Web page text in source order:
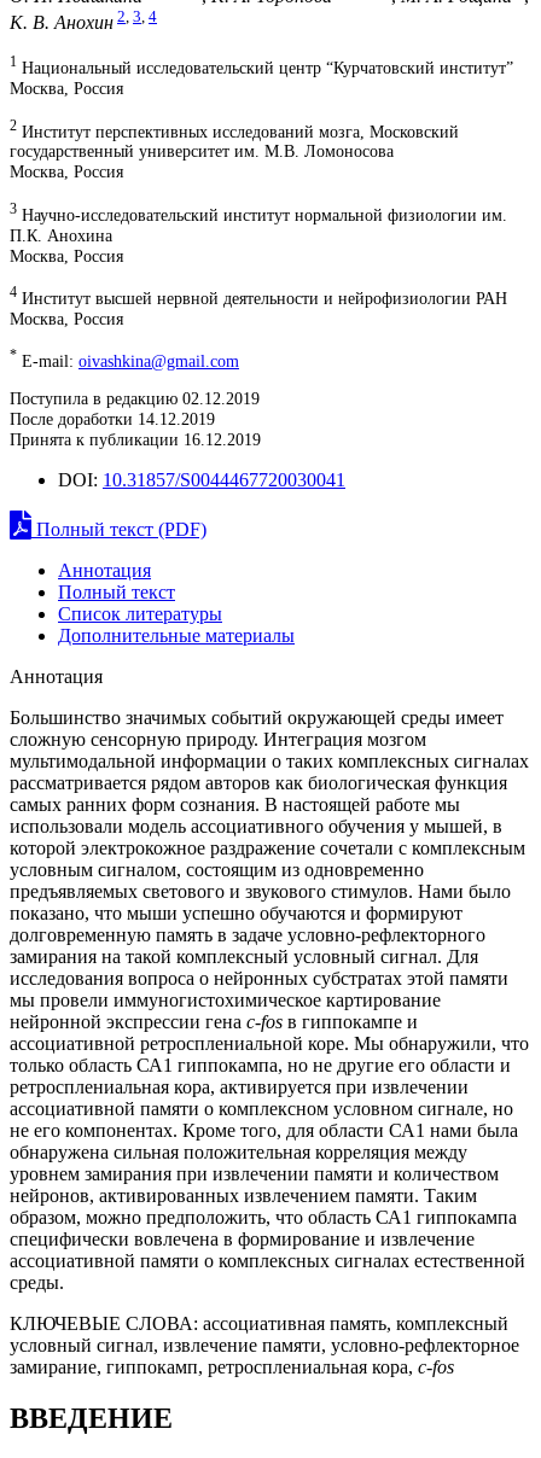
К. В. Анохин 2, 3, 4
1 Национальный исследовательский центр “Курчатовский институт”
Москва, Россия
2 Институт перспективных исследований мозга, Московский
государственный университет им. М.В. Ломоносова
Москва, Россия
3 Научно-исследовательский институт нормальной физиологии им.
П.К. Анохина
Москва, Россия
4 Институт высшей нервной деятельности и нейрофизиологии РАН
Москва, Россия
* E-mail: oivashkina@gmail.com
Поступила в редакцию 02.12.2019
После доработки 14.12.2019
Принята к публикации 16.12.2019
DOI: 10.31857/S0044467720030041
Полный текст (PDF)
Аннотация
Полный текст
Список литературы
Дополнительные материалы
Аннотация
Большинство значимых событий окружающей среды имеет
сложную сенсорную природу. Интеграция мозгом
мультимодальной информации о таких комплексных сигналах
рассматривается рядом авторов как биологическая функция
самых ранних форм сознания. В настоящей работе мы
использовали модель ассоциативного обучения у мышей, в
которой электрокожное раздражение сочетали с комплексным
условным сигналом, состоящим из одновременно
предъявляемых светового и звукового стимулов. Нами было
показано, что мыши успешно обучаются и формируют
долговременную память в задаче условно-рефлекторного
замирания на такой комплексный условный сигнал. Для
исследования вопроса о нейронных субстратах этой памяти
мы провели иммуногистохимическое картирование
нейронной экспрессии гена c-fos в гиппокампе и
ассоциативной ретросплениальной коре. Мы обнаружили, что
только область СА1 гиппокампа, но не другие его области и
ретросплениальная кора, активируется при извлечении
ассоциативной памяти о комплексном условном сигнале, но
не его компонентах. Кроме того, для области СА1 нами была
обнаружена сильная положительная корреляция между
уровнем замирания при извлечении памяти и количеством
нейронов, активированных извлечением памяти. Таким
образом, можно предположить, что область СА1 гиппокампа
специфически вовлечена в формирование и извлечение
ассоциативной памяти о комплексных сигналах естественной
среды.
КЛЮЧЕВЫЕ СЛОВА: ассоциативная память, комплексный
условный сигнал, извлечение памяти, условно-рефлекторное
замирание, гиппокамп, ретросплениальная кора, c-fos
ВВЕДЕНИЕ